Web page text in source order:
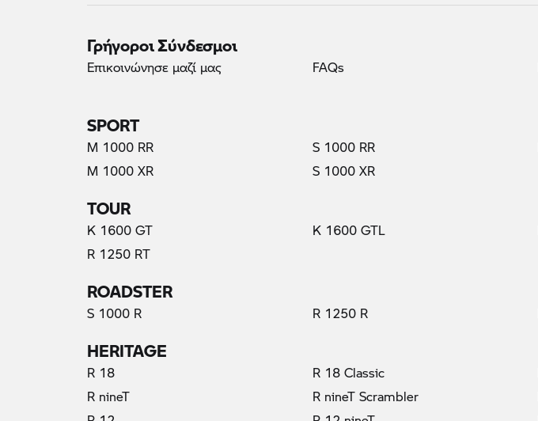
Γρήγοροι Σύνδεσμοι
Επικοινώνησε μαζί μας FAQs
SPORT
M 1000 RR S 1000 RR
M 1000 XR
S 1000 XR
TOUR
K 1600 GT K 1600 GTL
R 1250 RT
ROADSTER
S 1000 R R 1250 R
HERITAGE
R 18 R 18 Classic
R nineT
R nineT Scrambler